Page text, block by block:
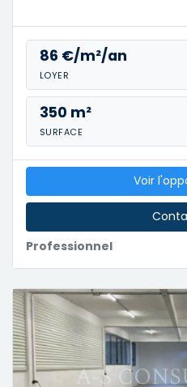
86 €/m²/an
LOYER
350 m²
SURFACE
Professionnel
Voir